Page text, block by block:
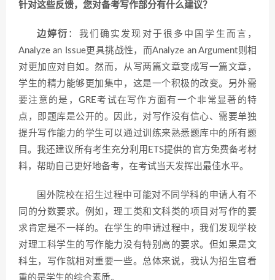
针对这些反馈，您对备考写作部分有什么建议？
边婷衍 ：我们确实发现对于很多中国学生而言，
Analyze an Issue更具挑战性，而Analyze an Argument则相
对更加应对自如。然而，从写两篇文章变成写一篇文章，
学生的精力能够更加集中，这是一个积极的改变。另外需
要注意的是，GRE考试在写作方面有一个非常显著的特
点，即题库是公开的。因此，对写作没有信心、需要单独
提升写作能力的学生可以通过训练来熟悉题库中的所有题
目。我还建议所有考生充分利用ETS提供的官方免费备考材
料，帮助自己更好地备考，在考试当天发挥出最佳水平。
国外院校在招生过程中可能对不同学科的申请人有不
同的分数要求。例如，理工类和文科类的项目对写作的要
求肯定是不一样的。在学生的申请过程中，我们发现学校
对理工科学生的写作能力没有特别高的要求。但如果是文
科生，写作就相对重要一些。总体来说，我认为招生官看
重的是学生的综合素质。